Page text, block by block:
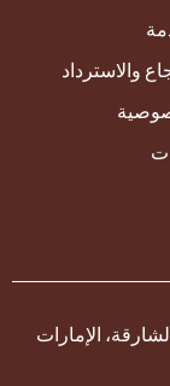
والاسترداد
الإمارات